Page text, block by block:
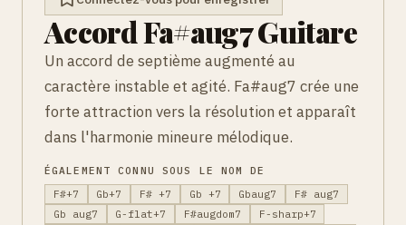
Accord Fa#aug7 Guitare
Un accord de septième augmenté au
caractère instable et agité. Fa#aug7 crée une
forte attraction vers la résolution et apparaît
dans l'harmonie mineure mélodique.
ÉGALEMENT CONNU SOUS LE NOM DE
F#+7
Gb+7 F# +7 Gb +7 Gbaug7
F# aug7
Gb aug7
G-flat+7 F#augdom7
F-sharp+7